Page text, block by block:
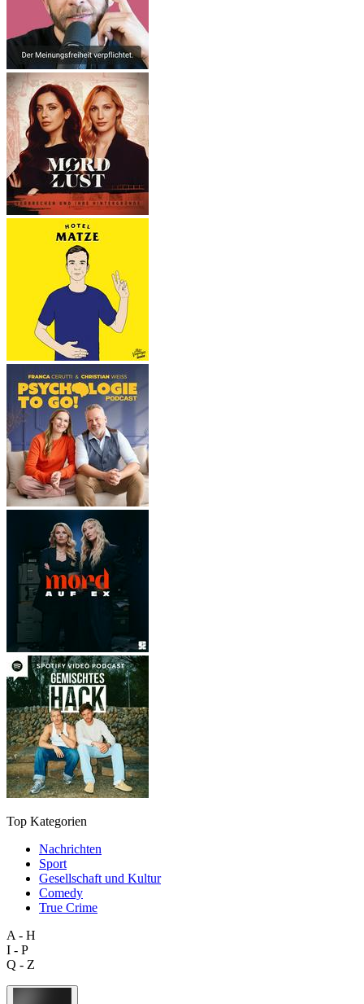
Top Kategorien
Nachrichten
Sport
Gesellschaft und Kultur
Comedy
True Crime
A - H
I - P
Q - Z